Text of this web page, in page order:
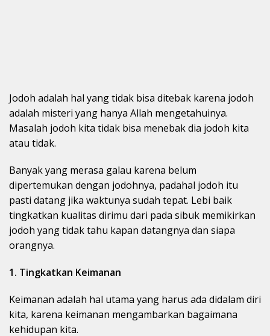
Jodoh adalah hal yang tidak bisa ditebak karena jodoh
adalah misteri yang hanya Allah mengetahuinya.
Masalah jodoh kita tidak bisa menebak dia jodoh kita
atau tidak.
Banyak yang merasa galau karena belum
dipertemukan dengan jodohnya, padahal jodoh itu
pasti datang jika waktunya sudah tepat. Lebi baik
tingkatkan kualitas dirimu dari pada sibuk memikirkan
jodoh yang tidak tahu kapan datangnya dan siapa
orangnya.
1. Tingkatkan Keimanan
Keimanan adalah hal utama yang harus ada didalam diri
kita, karena keimanan mengambarkan bagaimana
kehidupan kita.